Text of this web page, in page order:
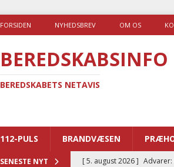
FORSIDEN NYHEDSBREV OM OS
BEREDSKABSINFO
BEREDSKABETS NETAVIS
112-PULS BRANDVÆSEN
SENESTE NYT [ 5. august 2026 ]